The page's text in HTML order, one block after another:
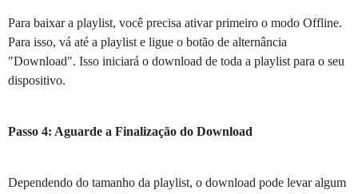
Para baixar a playlist, você precisa ativar primeiro o modo Offline.
Para isso, vá até a playlist e ligue o botão de alternância
"Download". Isso iniciará o download de toda a playlist para o seu
dispositivo.
Passo 4: Aguarde a Finalização do Download
Dependendo do tamanho da playlist, o download pode levar algum